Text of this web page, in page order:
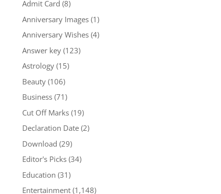
Admit Card (8)
Anniversary Images(1)
Anniversary Wishes(4)
Answer key(123)
Astrology(15)
Beauty(106)
Business(71)
Cut Off Marks(19)
Declaration Date(2)
Download (29)
Editor's Picks(34)
Education (31)
Entertainment(1,148)